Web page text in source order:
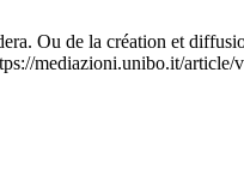
Ou de la création et
mediazioni.unibo.it/article/